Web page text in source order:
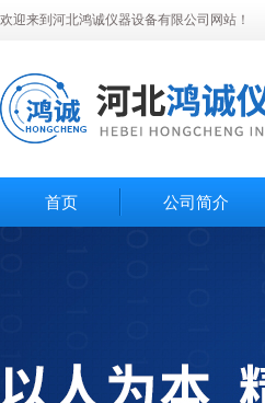
欢迎来到河北鸿诚仪器设备有限公司网站！
首页 公司简介